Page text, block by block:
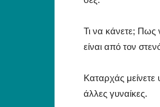
Τι να κάνετε; Πως
είναι από τον
Καταρχάς
άλλες γυναίκες.